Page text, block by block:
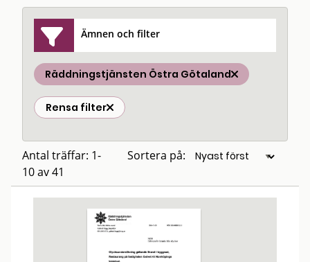
Ämnen och filter
Räddningstjänsten Östra Götaland
Rensa filter
Antal träffar: 1-
10 av 41
Sortera på: